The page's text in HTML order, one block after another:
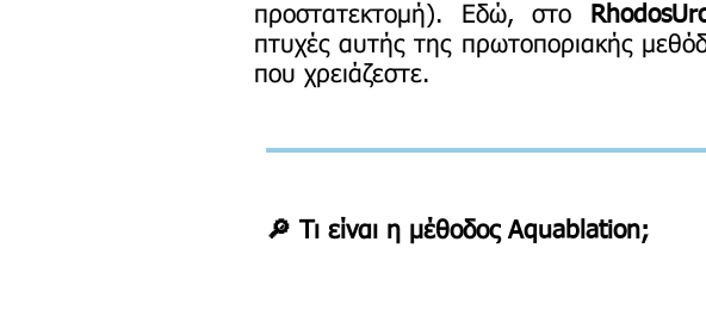
προστατεκτομή). Εδώ, στο
πτυχές αυτής της πρωτοποριακής
που χρειάζεστε.
🔎 Τι είναι η μέθοδος Aquablation;